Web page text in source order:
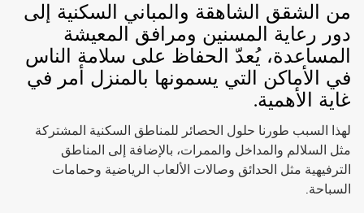
من الشقق الشاهقة والمباني السكنية إلى
دور رعاية المسنين ومرافق المعيشة
المساعدة، يُعدّ الحفاظ على سلامة الناس
في الأماكن التي يسمونها بالمنزل أمر في
غاية الأهمية.
لهذا السبب طورنا حلول الحصائر للمناطق السكنية المشتركة
مثل السلالم والمداخل والممرات، بالإضافة إلى المناطق
الترفيهية مثل الحدائق وصالات الألعاب الرياضية وحمامات
السباحة.